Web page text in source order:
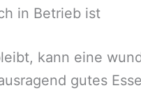
in Betrieb ist
kann eine
gutes